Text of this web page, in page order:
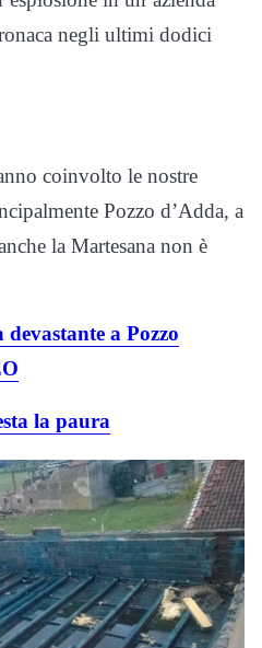
negli ultimi dodici
coinvolto le nostre
Pozzo d’Adda, a
la Martesana non è
a Pozzo
la paura